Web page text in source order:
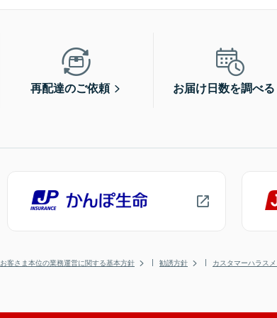
再配達のご依頼 お届け日数を調べる
お客さま本位の業務運営に関する基本方針 勧誘方針 カスタマーハラス